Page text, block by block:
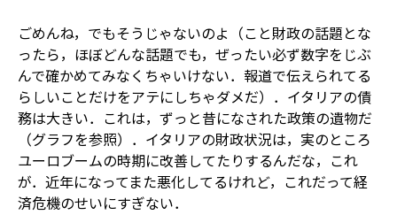
ごめんね，でもそうじゃないのよ（こと財政の話題とな
ったら，ほぼどんな話題でも，ぜったい必ず数字をじぶ
んで確かめてみなくちゃいけない．報道で伝えられてる
らしいことだけをアテにしちゃダメだ）．イタリアの債
務は大きい．これは，ずっと昔になされた政策の遺物だ
（グラフを参照）．イタリアの財政状況は，実のところ
ユーロブームの時期に改善してたりするんだな，これ
が．近年になってまた悪化してるけれど，これだって経
済危機のせいにすぎない．